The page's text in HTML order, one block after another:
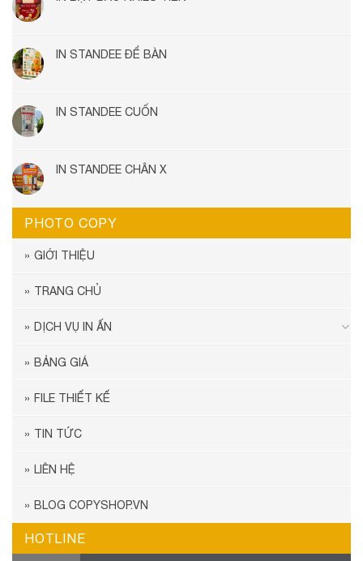
IN STANDEE ĐỂ BÀN
IN STANDEE CUỐN
IN STANDEE CHÂN X
PHOTO COPY
GIỚI THIỆU
TRANG CHỦ
DỊCH VỤ IN ẤN
BẢNG GIÁ
FILE THIẾT KẾ
TIN TỨC
LIÊN HỆ
BLOG COPYSHOP.VN
HOTLINE